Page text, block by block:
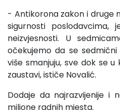
- Antikorona zakon i druge
sigurnosti
neizvjesnosti. U
očekujemo da se
više smanjuju, sve dok se
zaustavi, ističe Novalić.
Dodaje da najrazvijenije i
milione radnih mjesta.